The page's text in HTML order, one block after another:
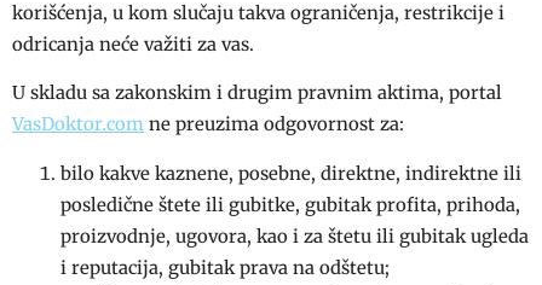
korišćenja, u kom slučaju takva ograničenja, restrikcije i
odricanja neće važiti za vas.
U skladu sa zakonskim i drugim pravnim aktima, portal
VasDoktor.com ne preuzima odgovornost za:
bilo kakve kaznene, posebne, direktne, indirektne ili
posledične štete ili gubitke, gubitak profita, prihoda,
proizvodnje, ugovora, kao i za štetu ili gubitak ugleda
i reputacija, gubitak prava na odštetu;